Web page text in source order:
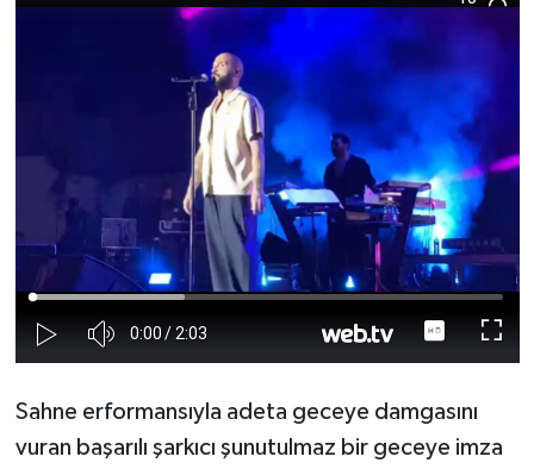
Sahne erformansıyla adeta geceye damgasını
vuran başarılı şarkıcı şunutulmaz bir geceye imza